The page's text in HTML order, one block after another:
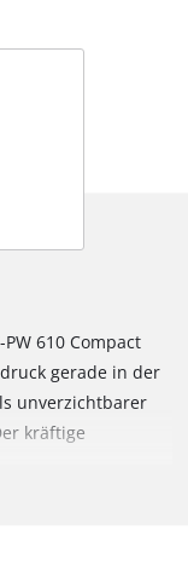
610 Compact
gerade in der
unverzichtbarer
kräftige
Autoreifen. Dank